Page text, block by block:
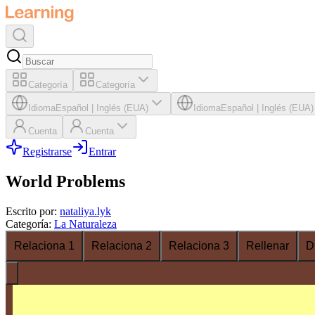
Categoría Categoría
IdiomaEspañol Inglés (EUA) IdiomaEspañol Inglés (EUA)
Cuenta Cuenta
Registrarse Entrar
World Problems
Escrito por: nataliya.lyk
Categoría: La Naturaleza
Relaciona 1
Relaciona 2 Relaciona 3 Rellenar